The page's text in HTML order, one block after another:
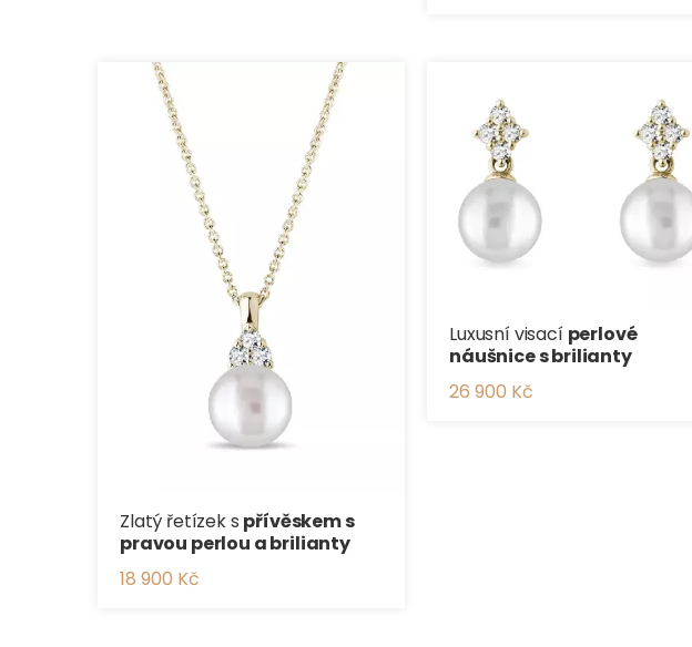
Zlatý řetízek s přívěskem s
pravou perlou a brilianty
18 900 Kč
Luxusní visací perlové
náušnice s brilianty
26 900 Kč